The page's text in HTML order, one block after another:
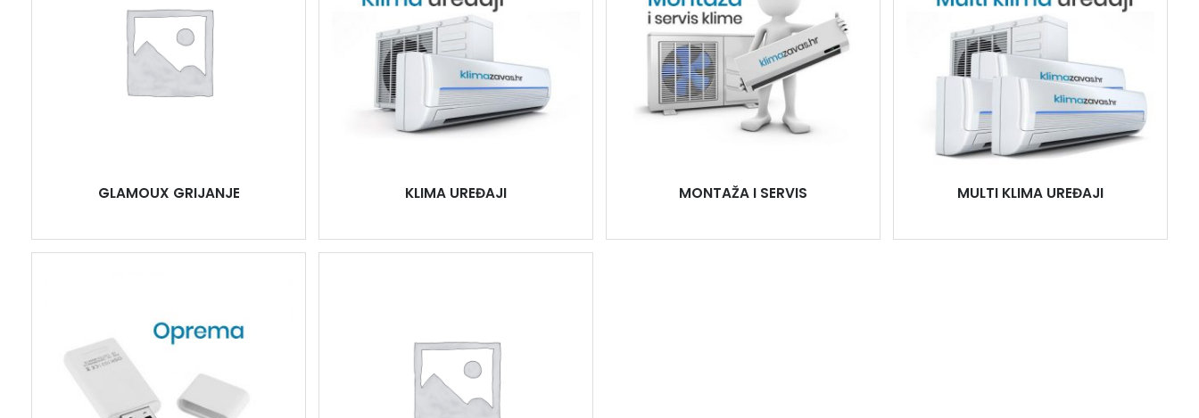
GLAMOUX GRIJANJE KLIMA UREĐAJI MONTAŽA I SERVIS MULTI KLIMA UREĐAJI